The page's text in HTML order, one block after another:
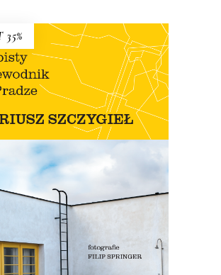
PRZEWODNIK PO
PRADZE
przewodnika Szczygła!
Premiera 12 lipca
69.90zł 45.44zł
KSIĄŻKA DO KOSZYKA